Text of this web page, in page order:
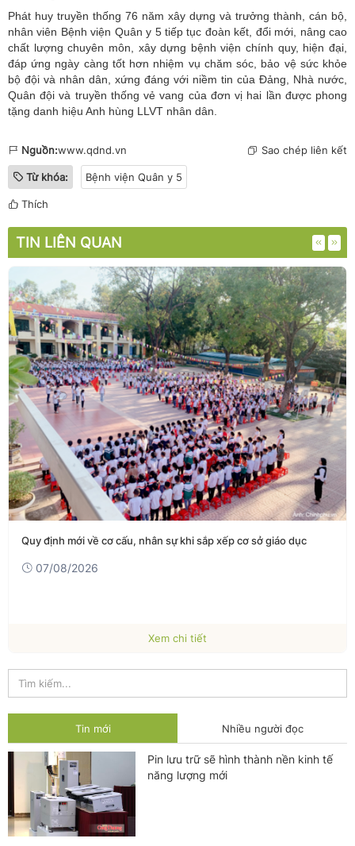
Phát huy truyền thống 76 năm xây dựng và trưởng thành, cán bộ,
nhân viên Bệnh viện Quân y 5 tiếp tục đoàn kết, đổi mới, nâng cao
chất lượng chuyên môn, xây dựng bệnh viện chính quy, hiện đại,
đáp ứng ngày càng tốt hơn nhiệm vụ chăm sóc, bảo vệ sức khỏe
bộ đội và nhân dân, xứng đáng với niềm tin của Đảng, Nhà nước,
Quân đội và truyền thống vẻ vang của đơn vị hai lần được phong
tặng danh hiệu Anh hùng LLVT nhân dân.
Nguồn:www.qdnd.vn Sao chép liên kết
Từ khóa: Bệnh viện Quân y 5
Thích
TIN LIÊN QUAN
Quy định mới về cơ cấu, nhân sự khi sắp xếp cơ sở giáo dục
07/08/2026
Xem chi tiết
Tin mới Nhiều người đọc
Pin lưu trữ sẽ hình thành nền kinh tế
năng lượng mới